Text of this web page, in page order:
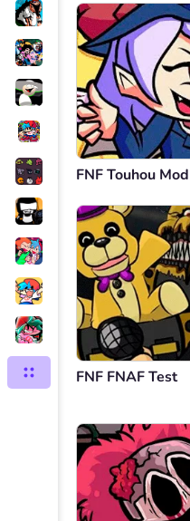
FNF Touhou Mod
FNF FNAF Test